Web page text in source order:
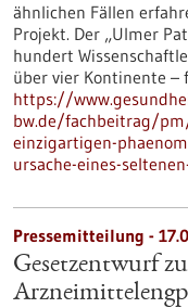
ähnlichen Fällen
Projekt. Der „Ulmer
hundert
über vier Kontinente –
https://
bw.de/fachbeitrag/
einzigartigen-
ursache-eines-
Pressemitteilung -
Gesetzentwurf